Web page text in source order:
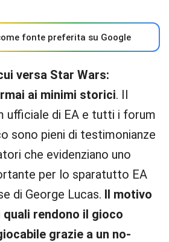
fonte preferita su Google
versa Star Wars:
ai minimi storici. Il
ufficiale di EA e tutti i forum
sono pieni di testimonianze
che evidenziano uno
per lo sparatutto EA
di George Lucas. Il motivo
quali rendono il gioco
grazie a un no-